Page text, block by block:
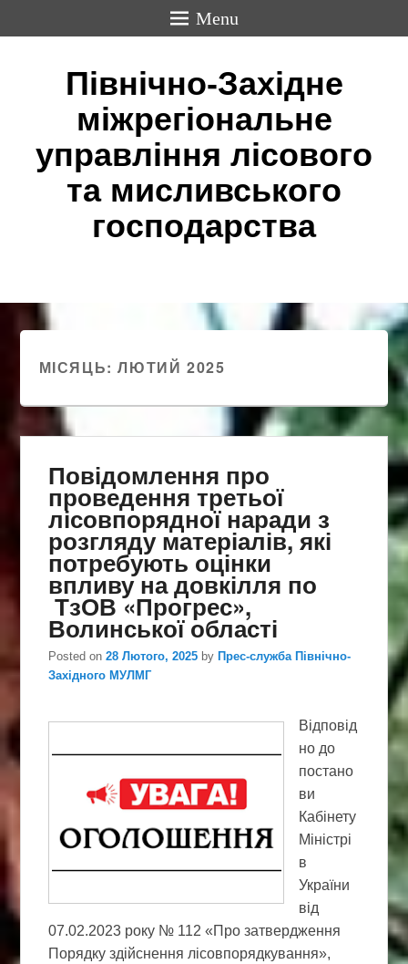
Menu
Північно-Західне
міжрегіональне
управління лісового
та мисливського
господарства
МІСЯЦЬ:ЛЮТИЙ 2025
Повідомлення про
проведення третьої
лісовпорядної наради з
розгляду матеріалів, які
потребують оцінки
впливу на довкілля по
ТзОВ «Прогрес»,
Волинської області
Posted on28 Лютого, 2025 by Прес-служба Північно-
Західного МУЛМГ
Відповід
но до
постано
ви
Кабінету
Міністрі
в
України
від
07.02.2023 року № 112 «Про затвердження
Порядку здійснення лісовпорядкування»,